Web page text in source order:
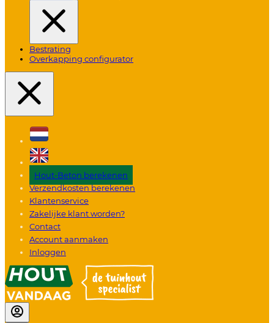
Bestrating
Overkapping configurator
Hout-Beton berekenen
Verzendkosten berekenen
Klantenservice
Zakelijke klant worden?
Contact
Account aanmaken
Inloggen